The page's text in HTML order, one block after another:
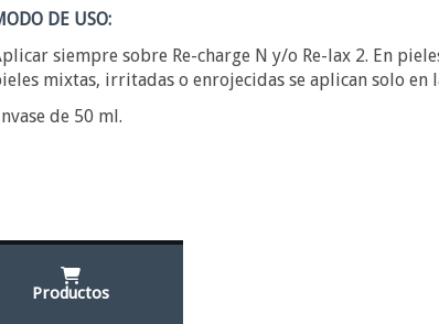
DE USO:
siempre sobre Re-charge N y/o Re-lax 2. En
mixtas, irritadas o enrojecidas se aplican solo en
de 50 ml.
Productos